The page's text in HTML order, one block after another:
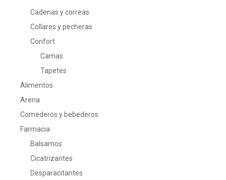
Cadenas y correas
Collares y pecheras
Confort
Camas
Tapetes
Alimentos
Arena
Comederos y bebederos
Farmacia
Balsamos
Cicatrizantes
Desparacitantes